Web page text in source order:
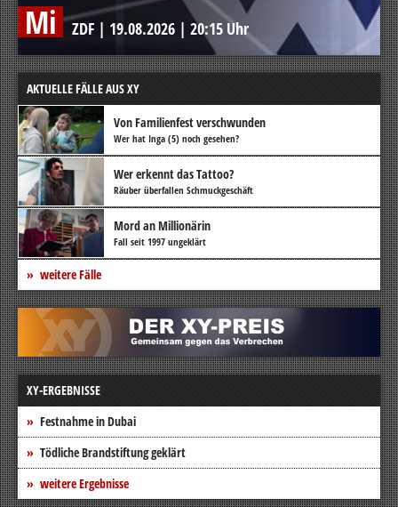
Mi ZDF | 19.08.2026 | 20:15 Uhr
AKTUELLE FÄLLE AUS XY
Von Familienfest verschwunden
Wer hat Inga (5) noch gesehen?
Wer erkennt das Tattoo?
Räuber überfallen Schmuckgeschäft
Mord an Millionärin
Fall seit 1997 ungeklärt
weitere Fälle
XY-ERGEBNISSE
Festnahme in Dubai
Tödliche Brandstiftung geklärt
weitere Ergebnisse